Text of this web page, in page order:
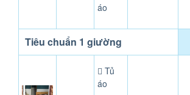
áo
Tiêu chuẩn 1 giường
Tủ
áo